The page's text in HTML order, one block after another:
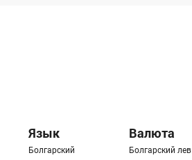
Язык
Болгарский
Валюта
Болгарский лев